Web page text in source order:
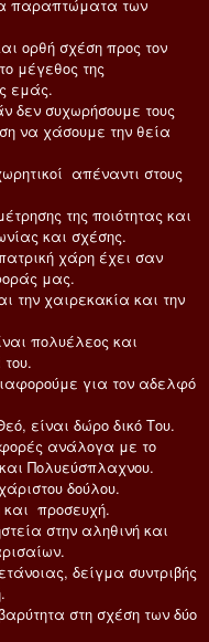
παραπτώματα των
ορθή σχέση προς τον
μέγεθος της
εμάς.
συχωρήσουμε τους
να χάσουμε την θεία
απέναντι στους
της ποιότητας και
και σχέσης.
χάρη έχει σαν
μας.
χαιρεκακία και την
πολυέλεος και
για τον αδελφό
είναι δώρο δικό Του.
ανάλογα με το
Πολυεύσπλαχνου.
δούλου.
προσευχή.
στην αληθινή και
δείγμα συντριβής
στη σχέση των δύο